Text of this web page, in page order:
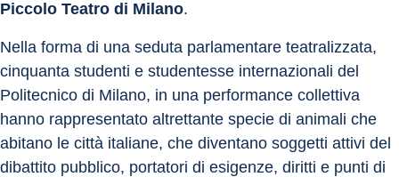
Piccolo Teatro di Milano.
Nella forma di una seduta parlamentare teatralizzata,
cinquanta studenti e studentesse internazionali del
Politecnico di Milano, in una performance collettiva
hanno rappresentato altrettante specie di animali che
abitano le città italiane, che diventano soggetti attivi del
dibattito pubblico, portatori di esigenze, diritti e punti di